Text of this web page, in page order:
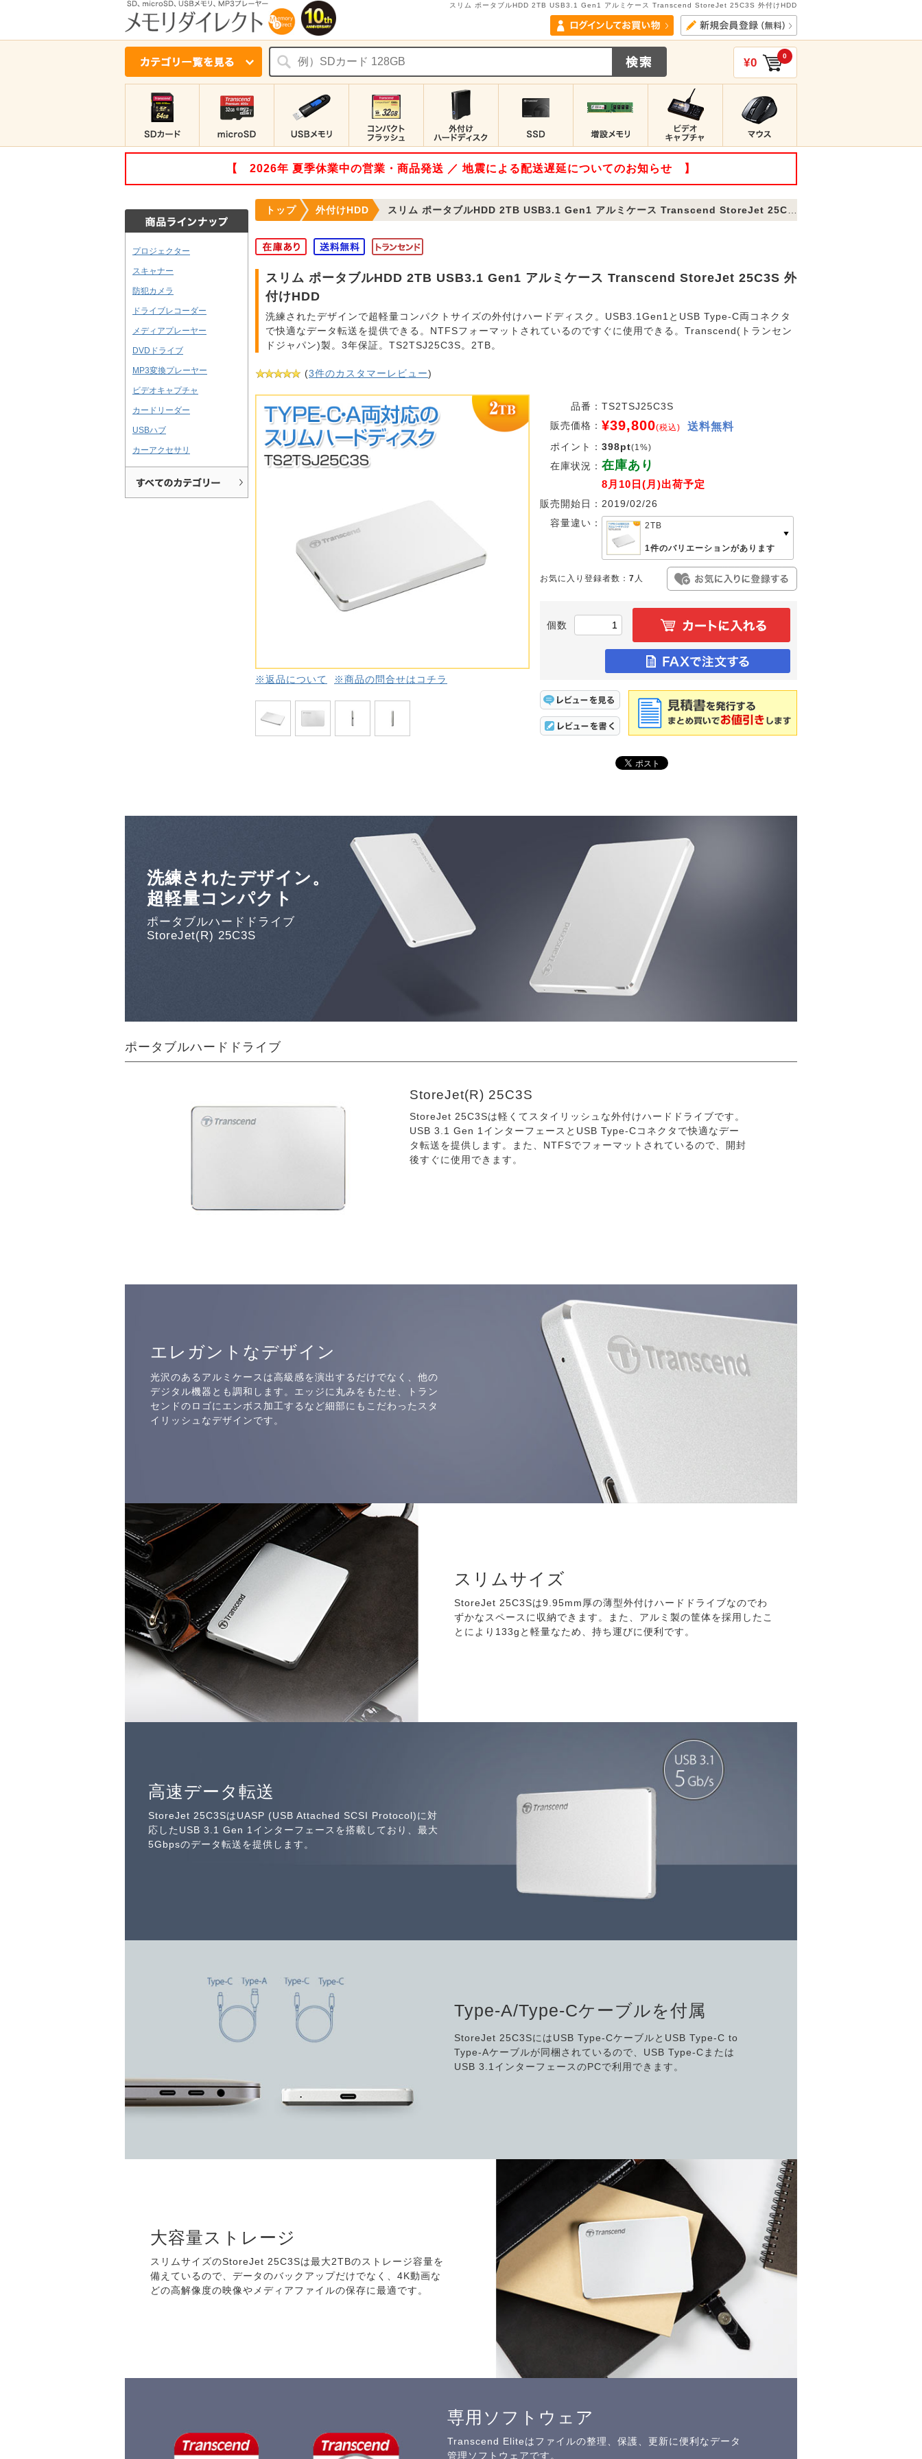
スリム ポータブルHDD 2TB USB3.1 Gen1 アルミケース Transcend StoreJet 25C3S 外付けHDD
¥0 0
【 2026年 夏季休業中の営業・商品発送 ／ 地震による配送遅延についてのお知らせ 】
プロジェクター
スキャナー
防犯カメラ
ドライブレコーダー
メディアプレーヤー
DVDドライブ
MP3変換プレーヤー
ビデオキャプチャ
カードリーダー
USBハブ
カーアクセサリ
トップ 外付けHDD スリム ポータブルHDD 2TB USB3.1 Gen1 アルミケース Transcend StoreJet 25C3S 外付けHDD
スリム ポータブルHDD 2TB USB3.1 Gen1 アルミケース Transcend StoreJet 25C3S 外
付けHDD
洗練されたデザインで超軽量コンパクトサイズの外付けハードディスク。USB3.1Gen1とUSB Type-C両コネクタ
で快適なデータ転送を提供できる。NTFSフォーマットされているのですぐに使用できる。Transcend(トランセン
ドジャパン)製。3年保証。TS2TSJ25C3S。2TB。
(3件のカスタマーレビュー)
※返品について ※商品の問合せはコチラ
品番： TS2TSJ25C3S
販売価格： ¥39,800(税込) 送料無料
ポイント： 398pt(1%)
在庫状況： 在庫あり
8月10日(月)出荷予定
販売開始日： 2019/02/26
容量違い：
2TB
1件のバリエーションがあります
お気に入り登録者数： 7 人
個数
洗練されたデザイン。
超軽量コンパクト
ポータブルハードドライブ
StoreJet(R) 25C3S
ポータブルハードドライブ
StoreJet(R) 25C3S
StoreJet 25C3Sは軽くてスタイリッシュな外付けハードドライブです。
USB 3.1 Gen 1インターフェースとUSB Type-Cコネクタで快適なデー
タ転送を提供します。また、NTFSでフォーマットされているので、開封
後すぐに使用できます。
エレガントなデザイン
光沢のあるアルミケースは高級感を演出するだけでなく、他の
デジタル機器とも調和します。エッジに丸みをもたせ、トラン
センドのロゴにエンボス加工するなど細部にもこだわったスタ
イリッシュなデザインです。
スリムサイズ
StoreJet 25C3Sは9.95mm厚の薄型外付けハードドライブなのでわ
ずかなスペースに収納できます。また、アルミ製の筐体を採用したこ
とにより133gと軽量なため、持ち運びに便利です。
高速データ転送
StoreJet 25C3SはUASP (USB Attached SCSI Protocol)に対
応したUSB 3.1 Gen 1インターフェースを搭載しており、最大
5Gbpsのデータ転送を提供します。
Type-A/Type-Cケーブルを付属
StoreJet 25C3SにはUSB Type-CケーブルとUSB Type-C to
Type-Aケーブルが同梱されているので、USB Type-Cまたは
USB 3.1インターフェースのPCで利用できます。
大容量ストレージ
スリムサイズのStoreJet 25C3Sは最大2TBのストレージ容量を
備えているので、データのバックアップだけでなく、4K動画な
どの高解像度の映像やメディアファイルの保存に最適です。
専用ソフトウェア
Transcend Eliteはファイルの整理、保護、更新に便利なデータ
管理ソフトウェアです。